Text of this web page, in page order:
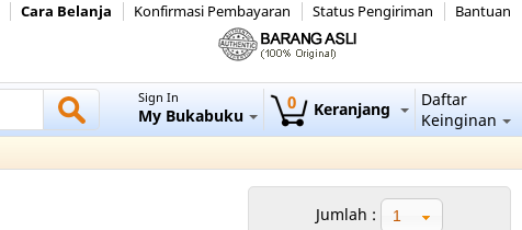
Cara Belanja Konfirmasi Pembayaran Status Pengiriman Bantuan
Daftar
Keinginan
0 Keranjang
Sign In
My Bukabuku
Jumlah : 1